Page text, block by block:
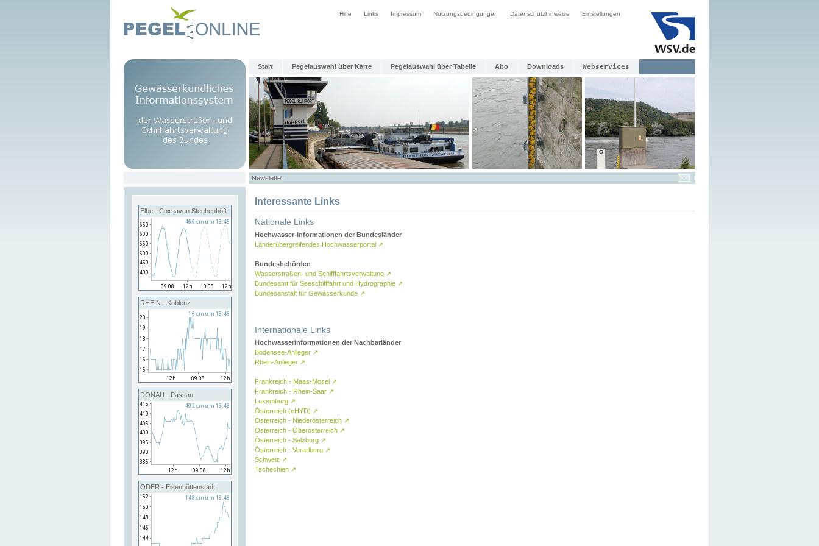
Hilfe Links Impressum Nutzungsbedingungen Datenschutzhinweise Einstellungen
Start Pegelauswahl über Karte Pegelauswahl über Tabelle Abo Downloads Webservices
Newsletter
Elbe - Cuxhaven Steubenhöft
RHEIN - Koblenz
DONAU - Passau
ODER - Eisenhüttenstadt
Interessante Links
Nationale Links
Hochwasser-Informationen der Bundesländer
Länderübergreifendes Hochwasserportal ↗
Bundesbehörden
Wasserstraßen- und Schifffahrtsverwaltung ↗
Bundesamt für Seeschifffahrt und Hydrographie ↗
Bundesanstalt für Gewässerkunde ↗
Internationale Links
Hochwasserinformationen der Nachbarländer
Bodensee-Anlieger ↗
Rhein-Anlieger ↗
Frankreich - Maas-Mosel ↗
Frankreich - Rhein-Saar ↗
Luxemburg ↗
Österreich (eHYD) ↗
Österreich - Niederösterreich ↗
Österreich - Oberösterreich ↗
Österreich - Salzburg ↗
Österreich - Vorarlberg ↗
Schweiz ↗
Tschechien ↗